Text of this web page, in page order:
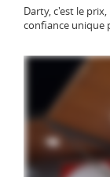
Darty, c'est le
confiance unique